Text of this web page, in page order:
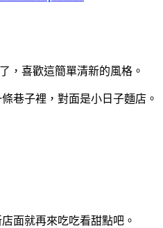
，喜歡這簡單清新的風格。
巷子裡，對面是小日子麵店。
面就再來吃吃看甜點吧。